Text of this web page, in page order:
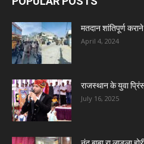
मतदान शांतिपूर्ण
April 4, 2024
राजस्थान के युवा
July 16, 2025